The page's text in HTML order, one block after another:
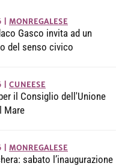
MONREGALESE
Gasco invita ad un
del senso civico
CUNEESE
il Consiglio dell'Unione
Mare
MONREGALESE
sabato l’inaugurazione